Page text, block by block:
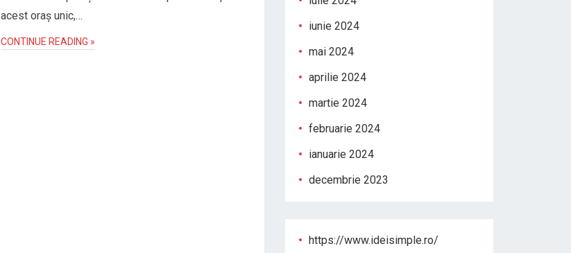
acest oraș unic,…
CONTINUE READING »
iunie 2024
mai 2024
aprilie 2024
martie 2024
februarie 2024
ianuarie 2024
decembrie 2023
https://www.ideisimple.ro/